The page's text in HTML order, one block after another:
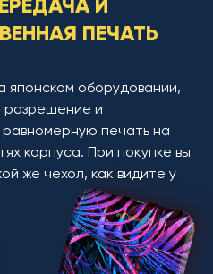
ПЕЧАТЬ
японском оборудовании,
разрешение и
печать на
корпуса. При покупке вы
же чехол, как видите у